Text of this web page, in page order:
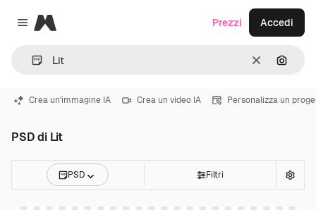
Close menu
Magnific
CancellaCerca
Prezzi Accedi
Crea un'immagine IA Crea un video IA Personalizza un
PSD di Lit
PSD Filtri